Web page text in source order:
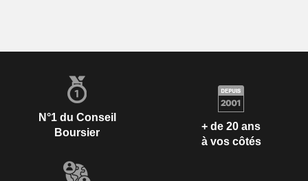
N°1 du Conseil
Boursier
+ de 20 ans
à vos côtés